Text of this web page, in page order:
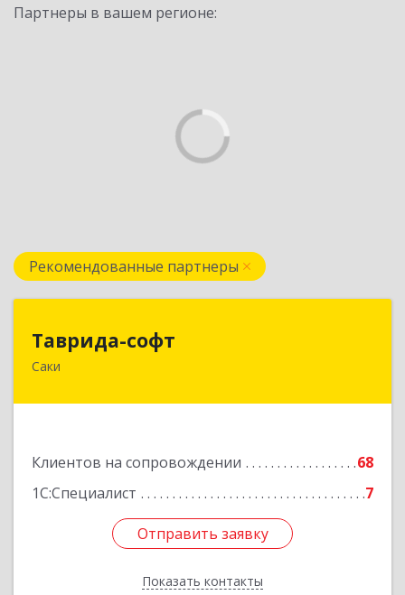
Партнеры в вашем регионе:
Рекомендованные партнеры
Таврида-софт
Саки
Клиентов на сопровождении
68
1С:Специалист
7
Отправить заявку
Показать контакты
Подробнее
Отправить заявку
Назад